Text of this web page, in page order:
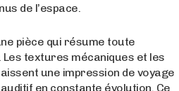
de l’espace.
pièce qui résume toute
Les textures mécaniques et les
une impression de voyage
en constante évolution. Ce